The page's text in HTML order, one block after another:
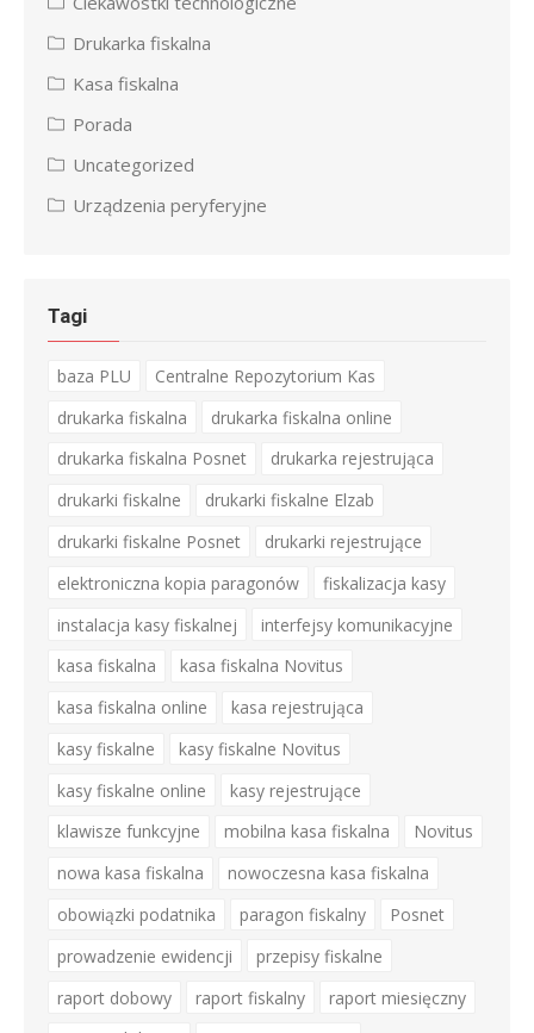
Drukarka fiskalna
Kasa fiskalna
Porada
Uncategorized
Urządzenia peryferyjne
Tagi
baza PLU
Centralne Repozytorium Kas
drukarka fiskalna
drukarka fiskalna online
drukarka fiskalna Posnet
drukarka rejestrująca
drukarki fiskalne
drukarki fiskalne Elzab
drukarki fiskalne Posnet
drukarki rejestrujące
elektroniczna kopia paragonów
fiskalizacja kasy
instalacja kasy fiskalnej
interfejsy komunikacyjne
kasa fiskalna
kasa fiskalna Novitus
kasa fiskalna online
kasa rejestrująca
kasy fiskalne
kasy fiskalne Novitus
kasy fiskalne online
kasy rejestrujące
klawisze funkcyjne
mobilna kasa fiskalna
Novitus
nowa kasa fiskalna
nowoczesna kasa fiskalna
obowiązki podatnika
paragon fiskalny
Posnet
prowadzenie ewidencji
przepisy fiskalne
raport dobowy
raport fiskalny
raport miesięczny